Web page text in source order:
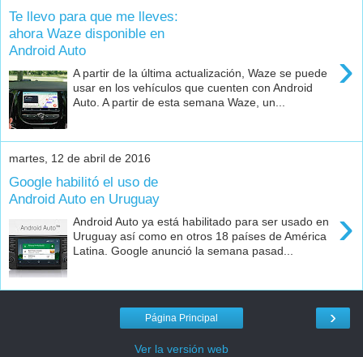
Te llevo para que me lleves:
ahora Waze disponible en
Android Auto
›
A partir de la última actualización, Waze se puede
usar en los vehículos que cuenten con Android
Auto. A partir de esta semana Waze, un...
martes, 12 de abril de 2016
Google habilitó el uso de
Android Auto en Uruguay
›
Android Auto ya está habilitado para ser usado en
Uruguay así como en otros 18 países de América
Latina. Google anunció la semana pasad...
›
Página Principal
Ver la versión web